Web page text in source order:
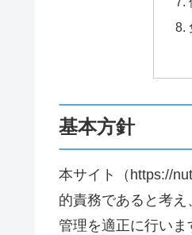
基本方針
本サイト（https://
的責務であると考え
管理を適正に行いま